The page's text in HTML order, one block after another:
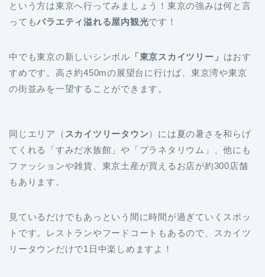
という方は東京へ行ってみましょう！東京の強みは何と言
ってもバラエティ溢れる屋内観光です！
中でも東京の新しいシンボル 「東京スカイツリー」 はおす
すめです。高さ約450mの展望台に行けば、東京湾や東京
の街並みを一望することができます。
てくれる「すみだ水族館」や「プラネタリウム」、他にも
ファッションや雑貨、東京土産が買えるお店が約300店舗
もあります。
トです。レストランやフードコートもあるので、スカイツ
リータウンだけで1日中楽しめますよ！